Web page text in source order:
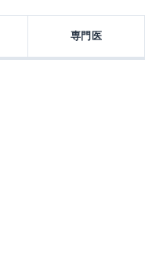
専門医